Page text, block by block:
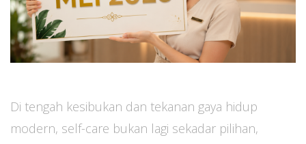
Di tengah kesibukan dan tekanan gaya hidup
modern, self-care bukan lagi sekadar pilihan,